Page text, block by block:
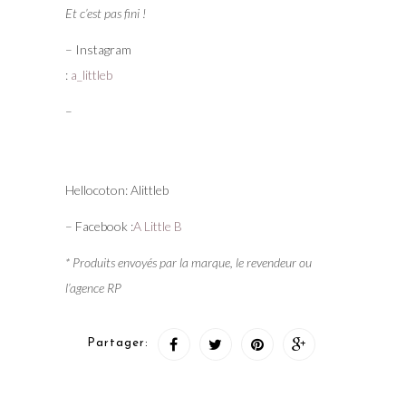
Et c’est pas fini !
– Instagram
: a_littleb
–
Hellocoton: Alittleb
– Facebook :A Little B
* Produits envoyés par la marque, le revendeur ou
l’agence RP
Partager: